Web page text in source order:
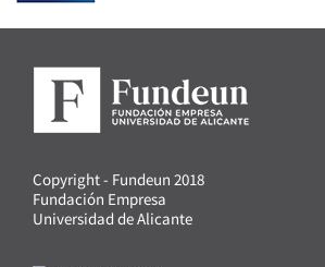
Copyright - Fundeun 2018
Fundación Empresa
Universidad de Alicante